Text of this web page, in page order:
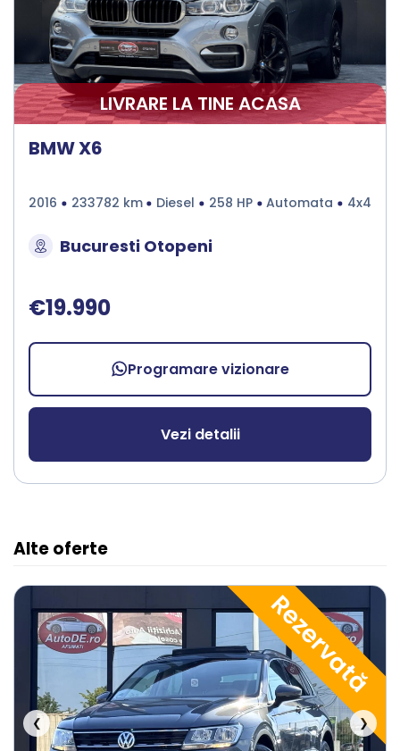
LIVRARE LA TINE ACASA
BMW X6
2016 233782 km Diesel 258 HP Automata 4x4
Bucuresti Otopeni
€19.990
Programare vizionare
Vezi detalii
Alte oferte
Rezervată
❮ ❯